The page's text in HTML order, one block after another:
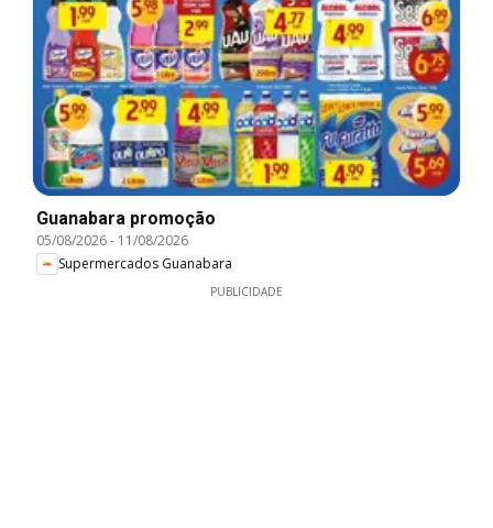
Guanabara promoção
05/08/2026- 11/08/2026
Supermercados Guanabara
PUBLICIDADE